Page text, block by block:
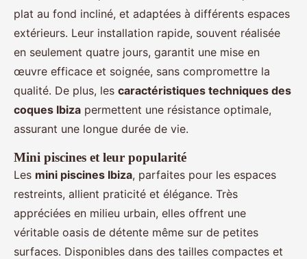
plat au fond incliné, et adaptées à différents espaces
extérieurs. Leur installation rapide, souvent réalisée
en seulement quatre jours, garantit une mise en
œuvre efficace et soignée, sans compromettre la
qualité. De plus, les caractéristiques techniques des
coques Ibiza permettent une résistance optimale,
assurant une longue durée de vie.
Mini piscines et leur popularité
Les mini piscines Ibiza, parfaites pour les espaces
restreints, allient praticité et élégance. Très
appréciées en milieu urbain, elles offrent une
véritable oasis de détente même sur de petites
surfaces. Disponibles dans des tailles compactes et